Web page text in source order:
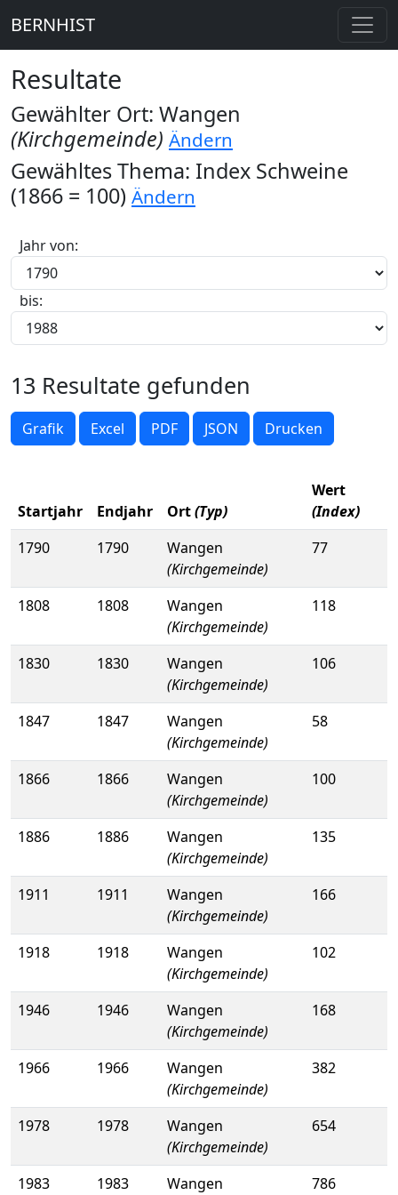
BERNHIST
Resultate
Gewählter Ort: Wangen
(Kirchgemeinde) Ändern
Gewähltes Thema: Index Schweine
(1866 = 100) Ändern
Jahr von:
bis:
13 Resultate gefunden
Grafik Excel PDF JSON Drucken
Startjahr Endjahr Ort(Typ)
Wert
(Index)
1790
1790
Wangen
(Kirchgemeinde)
77
1808 1808
Wangen
(Kirchgemeinde)
118
1830 1830
Wangen
(Kirchgemeinde)
106
1847 1847
Wangen
(Kirchgemeinde)
58
1866 1866
Wangen
(Kirchgemeinde)
100
1886 1886
Wangen
(Kirchgemeinde)
135
1911 1911
Wangen
(Kirchgemeinde)
166
1918 1918
Wangen
(Kirchgemeinde)
102
1946 1946
Wangen
(Kirchgemeinde)
168
1966 1966
Wangen
(Kirchgemeinde)
382
1978 1978
Wangen
(Kirchgemeinde)
654
1983 1983 Wangen 786